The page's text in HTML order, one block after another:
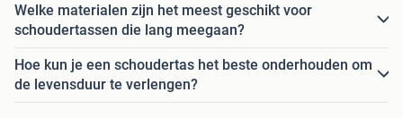
Welke materialen zijn het meest geschikt voor
schoudertassen die lang meegaan?
Hoe kun je een schoudertas het beste onderhouden om
de levensduur te verlengen?